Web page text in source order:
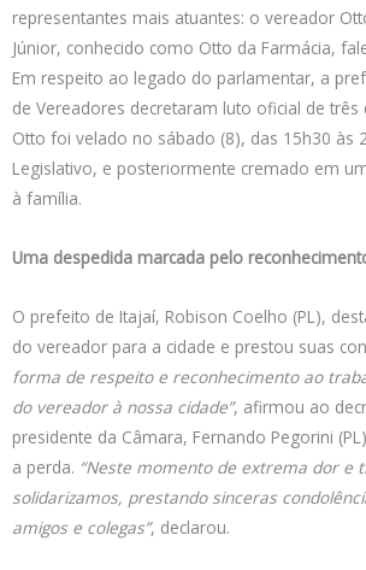
representantes mais atuantes: o vereador
Júnior, conhecido como Otto da Farmácia,
Em respeito ao legado do parlamentar, a
de Vereadores decretaram luto oficial de três
Otto foi velado no sábado (8), das 15h30 às
Legislativo, e posteriormente cremado em
à família.
Uma despedida marcada pelo
O prefeito de Itajaí, Robison Coelho (PL),
do vereador para a cidade e prestou suas
forma de respeito e reconhecimento ao
do vereador à nossa cidade”, afirmou ao
presidente da Câmara, Fernando Pegorini
a perda. “Neste momento de extrema dor e
solidarizamos, prestando sinceras
amigos e colegas”, declarou.